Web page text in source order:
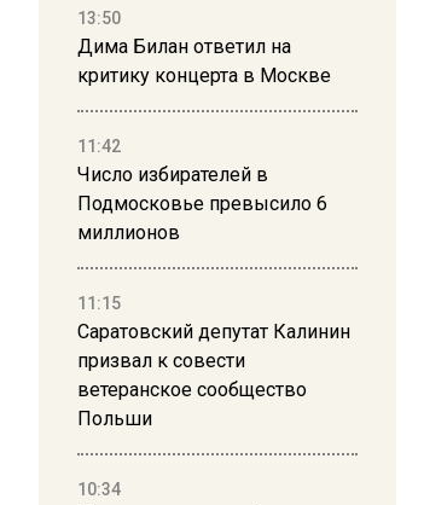
13:50
Дима Билан ответил на
критику концерта в Москве
11:42
Число избирателей в
Подмосковье превысило 6
миллионов
11:15
Саратовский депутат Калинин
призвал к совести
ветеранское сообщество
Польши
10:34